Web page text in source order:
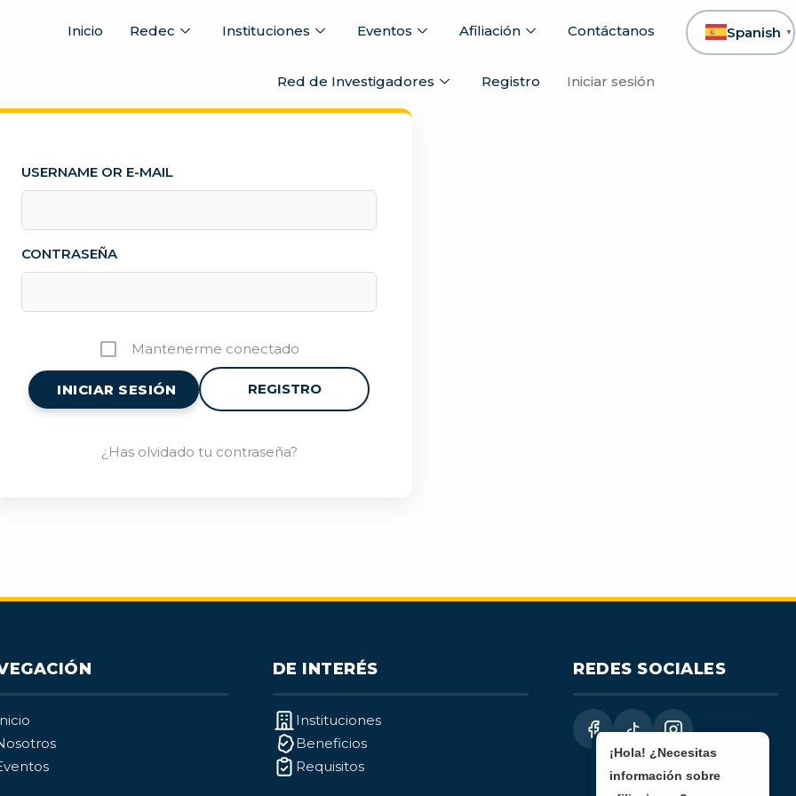
Inicio Redec Instituciones Eventos Afiliación Contáctanos
Red de Investigadores Registro Iniciar sesión
Spanish ▼
USERNAME OR E-MAIL
CONTRASEÑA
Mantenerme conectado
REGISTRO
¿Has olvidado tu contraseña?
DE INTERÉS
Instituciones
Beneficios
Requisitos
REDES SOCIALES
¡Hola! ¿Necesitas
información sobre